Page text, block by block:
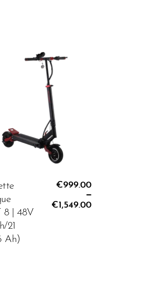
8 | 48V
21
Ah)
€999.00
–
€1,549.00
AU PANIER